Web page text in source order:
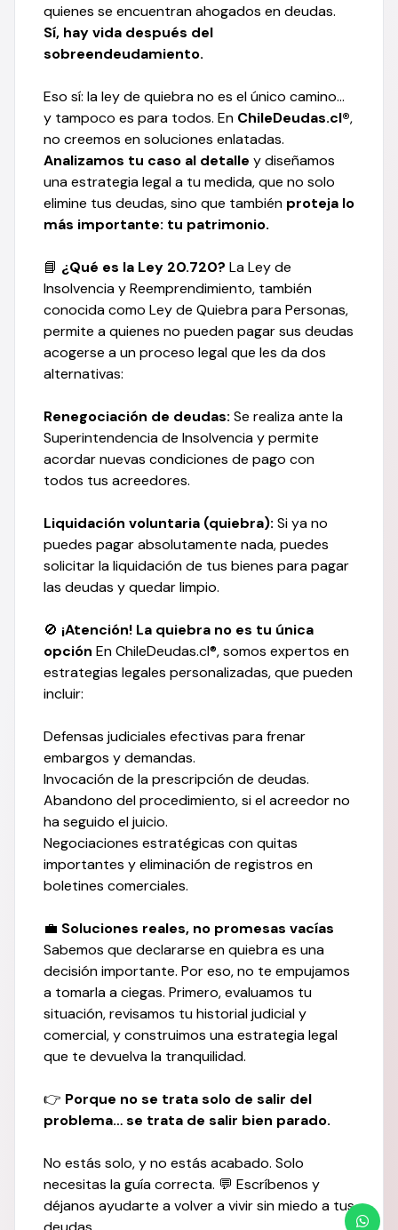
quienes se encuentran ahogados en deudas.
Sí, hay vida después del
sobreendeudamiento.
Eso sí: la ley de quiebra no es el único camino…
y tampoco es para todos. En ChileDeudas.cl®,
no creemos en soluciones enlatadas.
Analizamos tu caso al detalle y diseñamos
una estrategia legal a tu medida, que no solo
elimine tus deudas, sino que también proteja lo
más importante: tu patrimonio.
📘 ¿Qué es la Ley 20.720? La Ley de
Insolvencia y Reemprendimiento, también
conocida como Ley de Quiebra para Personas,
permite a quienes no pueden pagar sus deudas
acogerse a un proceso legal que les da dos
alternativas:
Renegociación de deudas: Se realiza ante la
Superintendencia de Insolvencia y permite
acordar nuevas condiciones de pago con
todos tus acreedores.
Liquidación voluntaria (quiebra): Si ya no
puedes pagar absolutamente nada, puedes
solicitar la liquidación de tus bienes para pagar
las deudas y quedar limpio.
🚫 ¡Atención! La quiebra no es tu única
opción En ChileDeudas.cl®, somos expertos en
estrategias legales personalizadas, que pueden
incluir:
Defensas judiciales efectivas para frenar
embargos y demandas.
Invocación de la prescripción de deudas.
Abandono del procedimiento, si el acreedor no
ha seguido el juicio.
Negociaciones estratégicas con quitas
importantes y eliminación de registros en
boletines comerciales.
💼 Soluciones reales, no promesas vacías
Sabemos que declararse en quiebra es una
decisión importante. Por eso, no te empujamos
a tomarla a ciegas. Primero, evaluamos tu
situación, revisamos tu historial judicial y
comercial, y construimos una estrategia legal
que te devuelva la tranquilidad.
👉 Porque no se trata solo de salir del
problema… se trata de salir bien parado.
No estás solo, y no estás acabado. Solo
necesitas la guía correcta. 💬 Escríbenos y
déjanos ayudarte a volver a vivir sin miedo a tus